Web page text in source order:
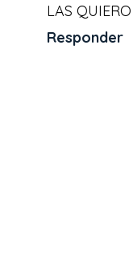
LAS
Responder